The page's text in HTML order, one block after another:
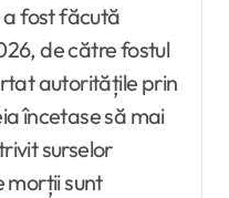
fost făcută
de către fostul
autoritățile prin
încetase să mai
surselor
morții sunt